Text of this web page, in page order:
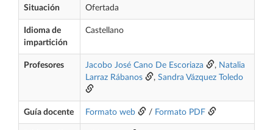
Situación Ofertada
Idioma de
impartición
Castellano
Profesores Jacobo José Cano De Escoriaza , Natalia
Larraz Rábanos
, Sandra Vázquez Toledo
Guía docente Formato web / Formato PDF